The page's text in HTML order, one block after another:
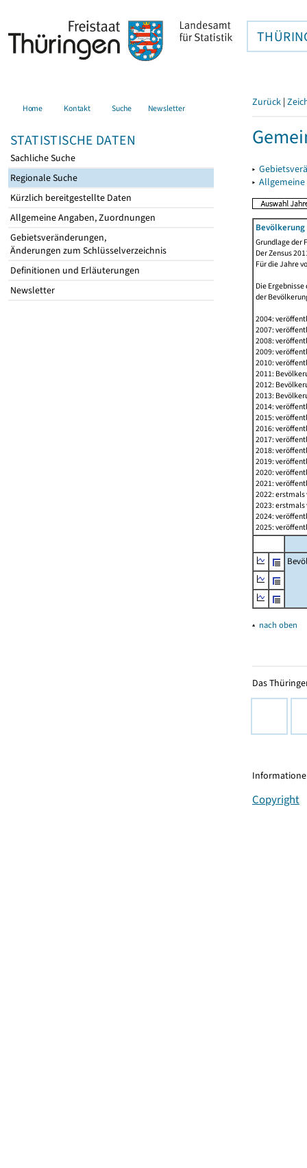
Home Kontakt Suche Newsletter
STATISTISCHE DATEN
Sachliche Suche
Regionale Suche
Kürzlich bereitgestellte Daten
Allgemeine Angaben, Zuordnungen
Gebietsveränderungen,
Änderungen zum Schlüsselverzeichnis
Definitionen und Erläuterungen
Newsletter
Zurück |
▸
▸
Grundlage der
Der Zensus
Für die Jahre
Die
der
2004:
2007:
2008:
2009:
2010:
2011:
2012:
2013:
2014:
2015:
2016:
2017:
2018:
2019:
2020:
2021:
2022:
2023:
2024:
2025:
▴ nach oben
Das
Copyright